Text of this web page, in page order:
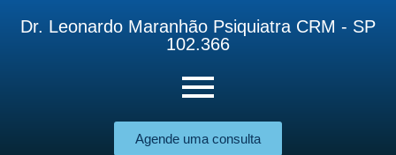
Dr. Leonardo Maranhão Psiquiatra CRM - SP
102.366
Agende uma consulta